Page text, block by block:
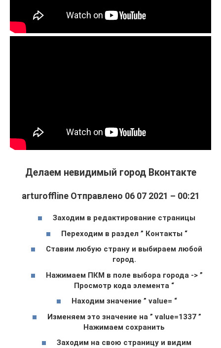
Делаем невидимый город Вконтакте
arturoffline Отправлено 06 07 2021 – 00:21
Заходим в редактирование страницы
Переходим в раздел ” Контакты “
Ставим любую страну и выбираем любой
город.
Нажимаем ПКМ в поле выбора города -> ”
Просмотр кода элемента “
Находим значение ” value= “
Изменяем это значение на ” value=1337 ”
Нажимаем сохранить
Заходим на свою страницу и видим